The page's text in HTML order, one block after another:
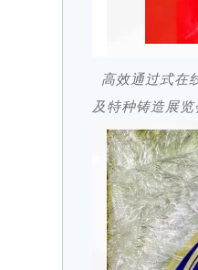
高效通过式在
及特种铸造展